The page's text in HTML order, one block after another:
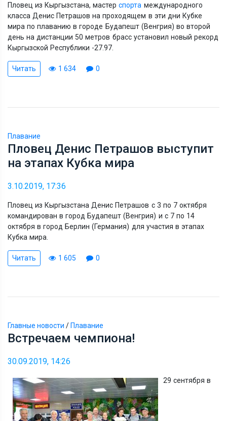
Пловец из Кыргызстана, мастерспорта международного
класса Денис Петрашов на проходящем в эти дни Кубке
мира по плаванию в городе Будапешт (Венгрия) во второй
день на дистанции 50 метров брасс установил новый рекорд
Кыргызской Республики -27.97.
Читать 1 634 0
Плавание
Пловец Денис Петрашов выступит
на этапах Кубка мира
3.10.2019, 17:36
Пловец из Кыргызстана Денис Петрашов с 3 по 7 октября
командирован в город Будапешт (Венгрия) и с 7 по 14
октября в город Берлин (Германия) для участия в этапах
Кубка мира.
Читать 1 605 0
Главные новости / Плавание
Встречаем чемпиона!
30.09.2019, 14:26
29 сентября в